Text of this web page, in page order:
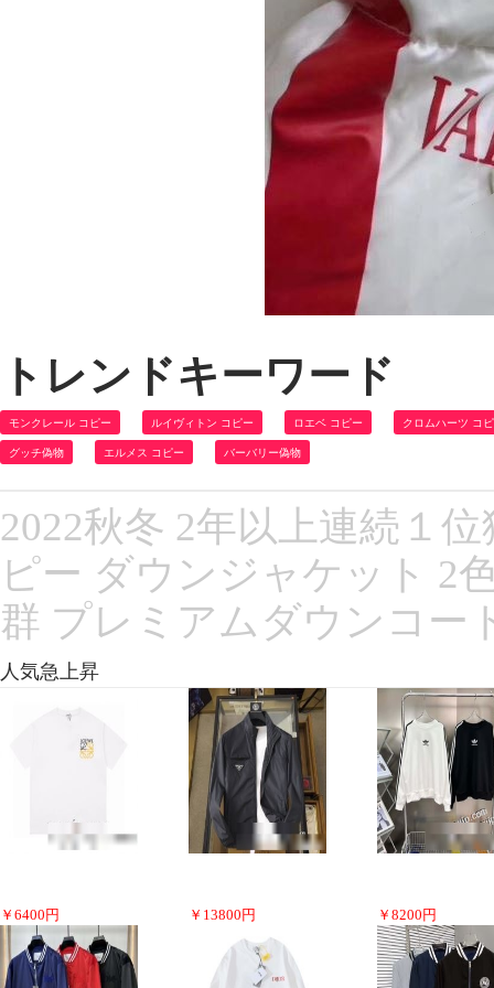
トレンドキーワード
モンクレール コピー ルイヴィトン コピー ロエベ コピー クロムハーツ コ
グッチ偽物 エルメス コピー バーバリー偽物
2022秋冬 2年以上連続１
ピー ダウンジャケット 2
群 プレミアムダウンコー
人気急上昇
￥ 6400 円 ￥ 13800 円 ￥ 8200 円